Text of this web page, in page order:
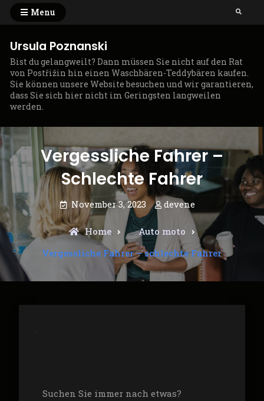
Skip
content
Menu Search
Ursula Poznanski
Bist du gelangweilt? Dann müssen Sie nicht auf den Rat
von Postřižin hin einen Waschbären-Teddybären kaufen.
Sie können unsere Website besuchen und wir garantieren,
dass Sie sich hier nicht im Geringsten langweilen
werden.
Vergessliche Fahrer –
Schlechte Fahrer
November 3, 2023 devene
Home
Auto moto
Vergessliche Fahrer – schlechte Fahrer
Suchen Sie immer nach etwas?